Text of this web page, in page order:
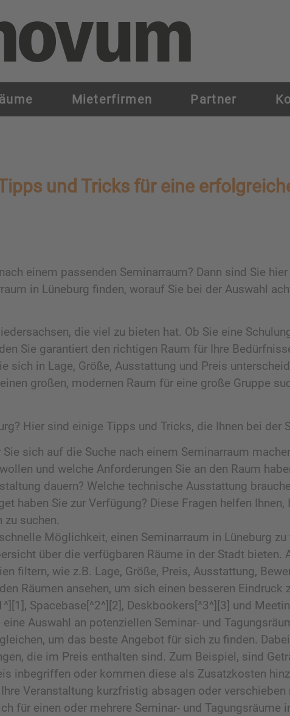
Mieterfirmen Partner
und Tricks für eine
einem passenden Seminarraum? Dann sind Sie
in Lüneburg finden, worauf Sie bei der Auswahl
die viel zu bieten hat. Ob Sie eine
Sie garantiert den richtigen Raum für Ihre
sich in Lage, Größe, Ausstattung und Preis
großen, modernen Raum für eine große Gruppe
Hier sind einige Tipps und Tricks, die Ihnen bei der
sich auf die Suche nach einem Seminarraum
und welche Anforderungen Sie an den Raum
dauern? Welche technische Ausstattung
haben Sie zur Verfügung? Diese Fragen helfen Ihnen,
zu suchen.
Möglichkeit, einen Seminarraum in Lüneburg
über die verfügbaren Räume in der Stadt bieten.
filtern, wie z.B. Lage, Größe, Preis, Ausstattung,
Räumen ansehen, um sich einen besseren Eindruck
Spacebase[^2^][2], Deskbookers[^3^][3] und
Auswahl an potenziellen Seminar- und
um das beste Angebot für sich zu finden.
die im Preis enthalten sind. Zum Beispiel, sind
inbegriffen oder kommen diese als Zusatzkosten
Veranstaltung kurzfristig absagen oder verschieben
für einen oder mehrere Seminar- und Tagungsräume